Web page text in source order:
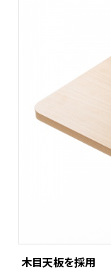
木目天板を採用